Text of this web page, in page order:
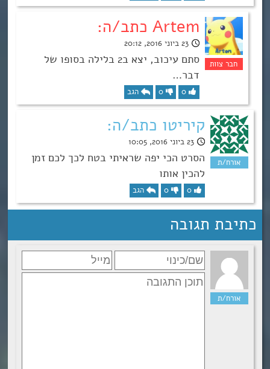
Artem כתב/ה:
23 ביוני 2016, 20:12
סתם עיכוב, יצא ב2 בלילה בסופו של
דבר…
0
0 הגב
קיריטו כתב/ה:
23 ביוני 2016, 10:05
הסרט הכי יפה שראיתי בטח לכך לכם זמן
להכין אותו
0
0 הגב
כתיבת תגובה